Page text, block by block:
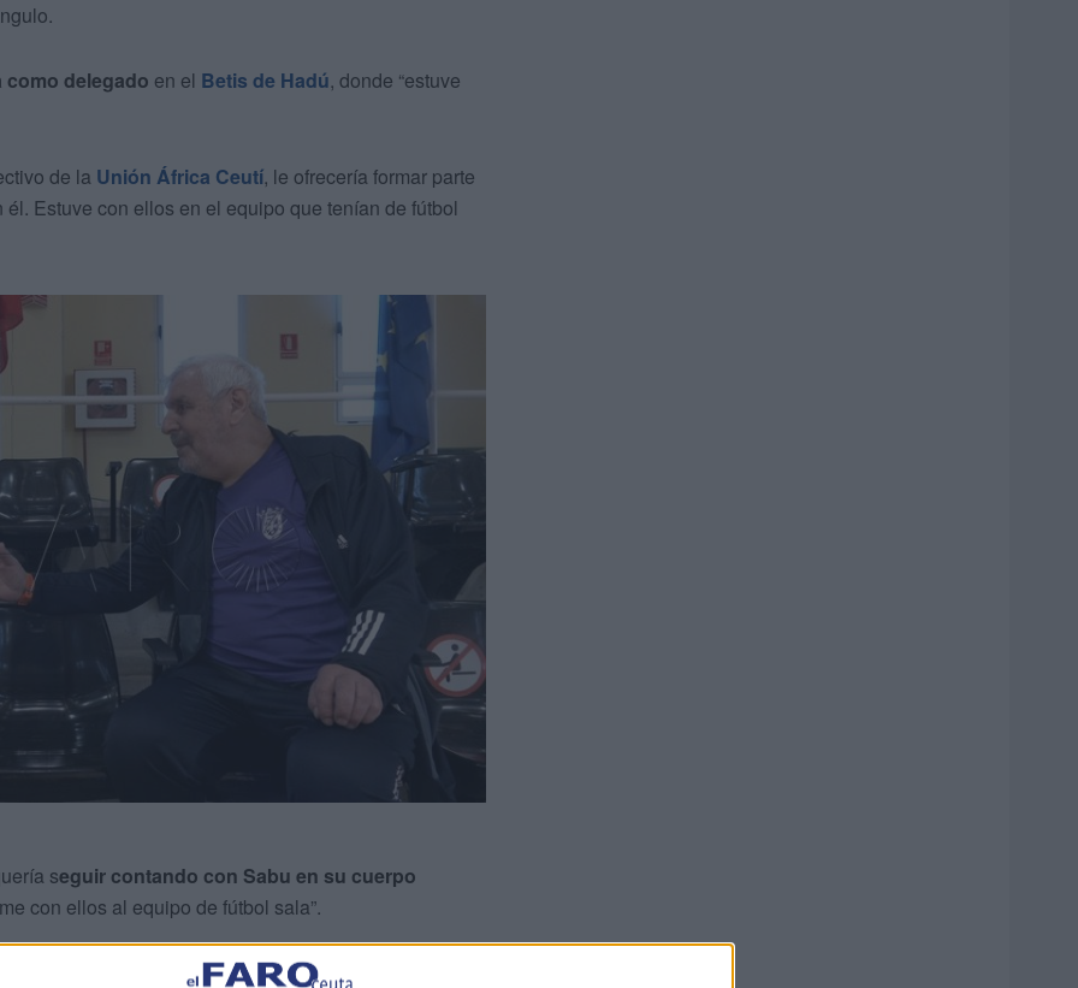
delegado en el Betis de Hadú, donde “estuve
de la Unión África Ceutí, le ofrecería formar parte
Estuve con ellos en el equipo que tenían de fútbol
seguir contando con Sabu en su cuerpo
con ellos al equipo de fútbol sala”.
su historia deportiva juntoa la Unión África